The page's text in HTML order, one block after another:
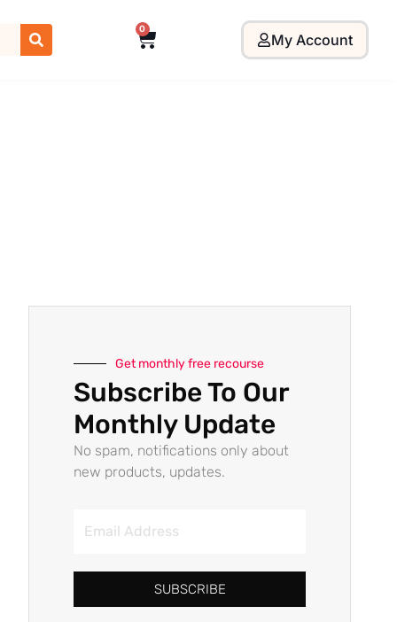
0
My Account
Get monthly free recourse
Subscribe To Our
Monthly Update
No spam, notifications only about
new products, updates.
SUBSCRIBE